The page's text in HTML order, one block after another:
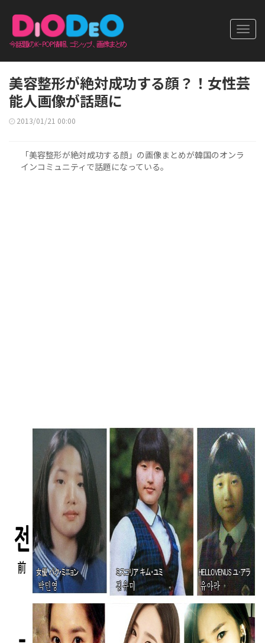
美容整形が絶対成功する顔？！女性芸
能人画像が話題に
2013/01/21 00:00
「美容整形が絶対成功する顔」の画像まとめが韓国のオンラ
インコミュニティで話題になっている。